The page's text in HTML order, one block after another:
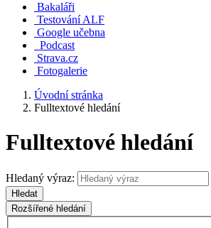
Bakaláři
Testování ALF
Google učebna
Podcast
Strava.cz
Fotogalerie
Úvodní stránka
Fulltextové hledání
Fulltextové hledání
Hledaný výraz:
Hledat
Rozšířené hledání